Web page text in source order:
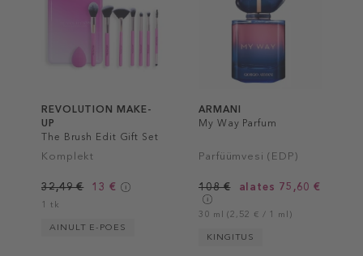
REVOLUTION MAKE-
UP
The Brush Edit Gift Set
Komplekt
32,49 € 13 €
1 tk
AINULT E-POES
ARMANI
My Way Parfum
Parfüümvesi (EDP)
108 € alates 75,60 €
30 ml (2,52 € / 1 ml)
KINGITUS